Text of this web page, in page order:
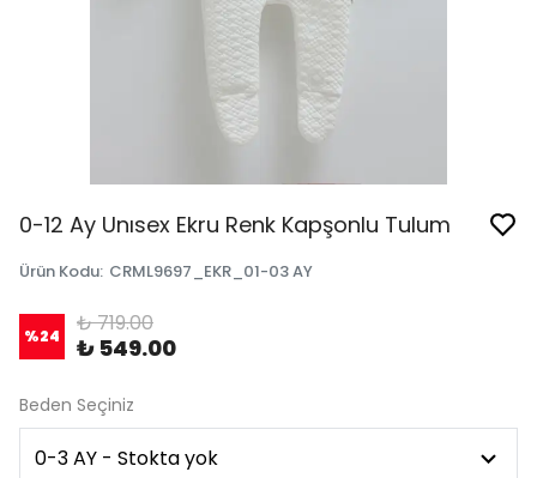
0-12 Ay Unısex Ekru Renk Kapşonlu Tulum
Ürün Kodu: CRML9697_EKR_01-03 AY
%24 ₺ 719.00
₺ 549.00
Beden Seçiniz